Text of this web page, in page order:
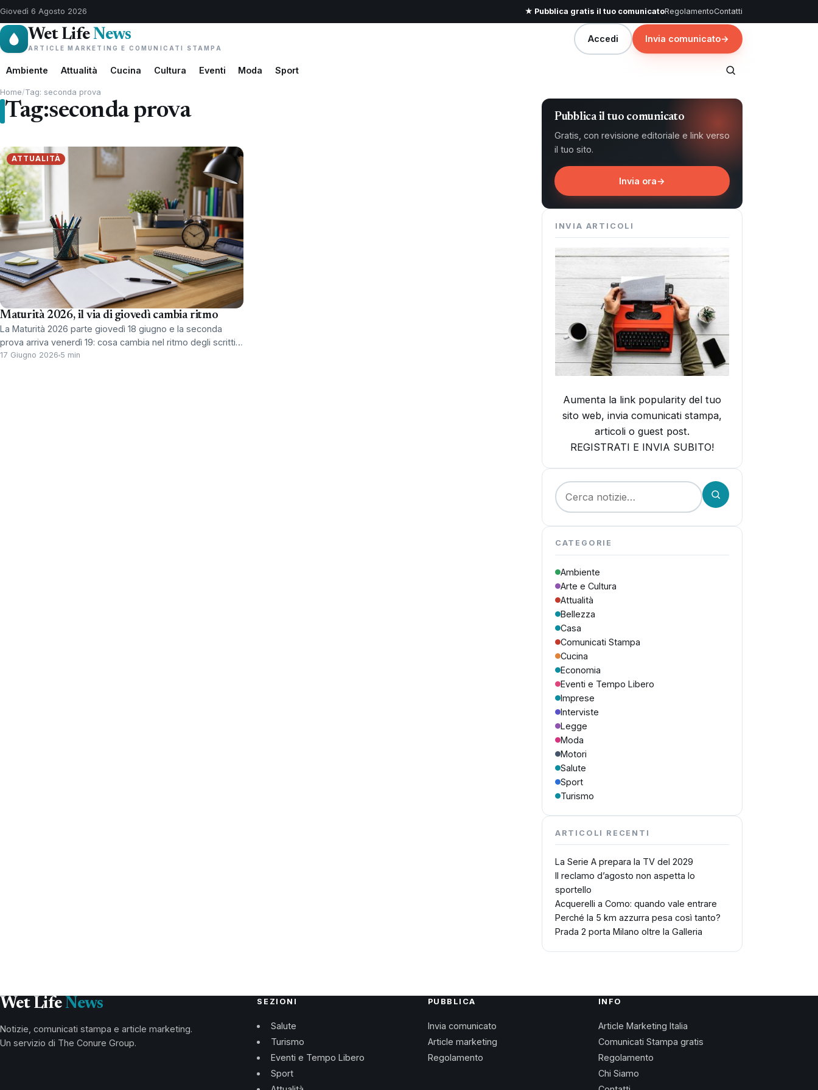
Giovedì 6 Agosto 2026 ★ Pubblica gratis il tuo comunicatoRegolamentoContatti
Wet LifeNews
ARTICLE MARKETING E COMUNICATI STAMPA
Accedi Invia comunicato→
Ambiente Attualità Cucina Cultura Eventi Moda Sport
Home/Tag: seconda prova
Tag:seconda prova
ATTUALITÀ
Maturità 2026, il via di giovedì cambia ritmo
La Maturità 2026 parte giovedì 18 giugno e la seconda
prova arriva venerdì 19: cosa cambia nel ritmo degli scritti…
17 Giugno 2026 5 min
Pubblica il tuo comunicato
Gratis, con revisione editoriale e link verso
il tuo sito.
Invia ora→
INVIA ARTICOLI
Aumenta la link popularity del tuo
sito web, invia comunicati stampa,
articoli o guest post.
REGISTRATI E INVIA SUBITO!
Cerca:
CATEGORIE
Ambiente
Arte e Cultura
Attualità
Bellezza
Casa
Comunicati Stampa
Cucina
Economia
Eventi e Tempo Libero
Imprese
Interviste
Legge
Moda
Motori
Salute
Sport
Turismo
ARTICOLI RECENTI
La Serie A prepara la TV del 2029
Il reclamo d’agosto non aspetta lo
sportello
Acquerelli a Como: quando vale entrare
Perché la 5 km azzurra pesa così tanto?
Prada 2 porta Milano oltre la Galleria
Wet Life News
Notizie, comunicati stampa e article marketing.
Un servizio di The Conure Group.
SEZIONI
Salute
Turismo
Eventi e Tempo Libero
Sport
PUBBLICA
Invia comunicato
Article marketing
Regolamento
INFO
Article Marketing Italia
Comunicati Stampa gratis
Regolamento
Chi Siamo